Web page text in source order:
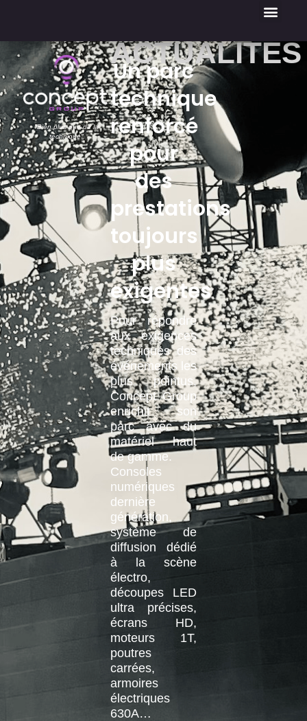
"Bien plus que de la
technique"
ACTUALITÉS
Un parc
technique
renforcé
pour
des
prestations
toujours
plus
exigentes
Pour répondre
aux exigences
techniques des
événements les
plus pointus,
Concept Group
enrichit son
parc avec du
matériel haut
de gamme.
Consoles
numériques
dernière
génération,
système de
diffusion dédié
à la scène
électro,
découpes LED
ultra précises,
écrans HD,
moteurs 1T,
poutres
carrées,
armoires
électriques
630A…